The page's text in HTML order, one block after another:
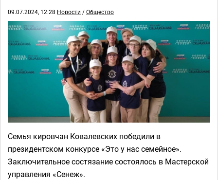
09.07.2024, 12:28 Новости /Общество
Семья кировчан Ковалевских победили в
президентском конкурсе «Это у нас семейное».
Заключительное состязание состоялось в Мастерской
управления «Сенеж».